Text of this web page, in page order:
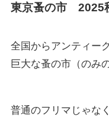
東京蚤の市 2025
全国からアンティー
巨大な蚤の市（のみ
普通のフリマじゃな